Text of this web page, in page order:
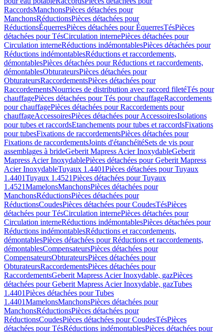
RaccordsManchonsPièces détachées pour
ManchonsRéductionsPièces détachées pour
RéductionsÉquerresPièces détachées pour ÉquerresTésPièces
détachées pour TésCirculation internePièces détachées pour
Circulation interneRéductions indémontablesPièces détachées pour
Réductions indémontablesRéductions et raccordements,
démontablesPièces détachées pour Réductions et raccordements,
démontablesObturateursPièces détachées pour
ObturateursRaccordementsPièces détachées pour
RaccordementsNourrices de distribution avec raccord filetéTés pour
chauffagePièces détachées pour Tés pour chauffageRaccordements
pour chauffagePièces détachées pour Raccordements pour
chauffageAccessoiresPièces détachées pour AccessoiresIsolations
pour tubes et raccordsEtanchements pour tubes et raccordsFixations
pour tubesFixations de raccordementsPièces détachées pour
Fixations de raccordementsJoints d'étanchéitéSets de vis pour
assemblages à brideGeberit Mapress Acier InoxydableGeberit
Mapress Acier InoxydablePièces détachées pour Geberit Mapress
Acier InoxydableTuyaux 1.4401Pièces détachées pour Tuyaux
1.4401Tuyaux 1.4521Pièces détachées pour Tuyaux
1.4521MamelonsManchonsPièces détachées pour
ManchonsRéductionsPièces détachées pour
RéductionsCoudesPièces détachées pour CoudesTésPièces
détachées pour TésCirculation internePièces détachées pour
Circulation interneRéductions indémontablesPièces détachées pour
Réductions indémontablesRéductions et raccordements,
démontablesPièces détachées pour Réductions et raccordements,
démontablesCompensateursPièces détachées pour
CompensateursObturateursPièces détachées pour
ObturateursRaccordementsPièces détachées pour
RaccordementsGeberit Mapress Acier Inoxydable, gazPièces
détachées pour Geberit Mapress Acier Inoxydable, gazTubes
1.4401Pièces détachées pour Tubes
1.4401MamelonsManchonsPièces détachées pour
ManchonsRéductionsPièces détachées pour
RéductionsCoudesPièces détachées pour CoudesTésPièces
détachées pour TésRéductions indémontablesPièces détachées pour